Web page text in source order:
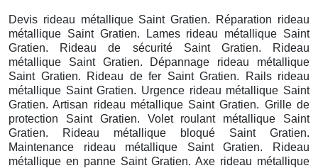
Devis rideau métallique Saint Gratien. Réparation rideau
métallique Saint Gratien. Lames rideau métallique Saint
Gratien. Rideau de sécurité Saint Gratien. Rideau
métallique Saint Gratien. Dépannage rideau métallique
Saint Gratien. Rideau de fer Saint Gratien. Rails rideau
métallique Saint Gratien. Urgence rideau métallique Saint
Gratien. Artisan rideau métallique Saint Gratien. Grille de
protection Saint Gratien. Volet roulant métallique Saint
Gratien. Rideau métallique bloqué Saint Gratien.
Maintenance rideau métallique Saint Gratien. Rideau
métallique en panne Saint Gratien. Axe rideau métallique